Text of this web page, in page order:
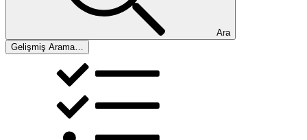
Ara
Gelişmiş Arama…